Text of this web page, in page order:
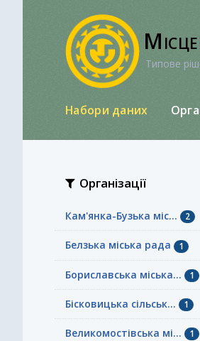
Типове
Набори даних
Організації
Кам'янка-Бузька міс... 2
Белзька міська рада 1
Бориславська міська... 1
Бісковицька сільськ... 1
Великомостівська мі... 1